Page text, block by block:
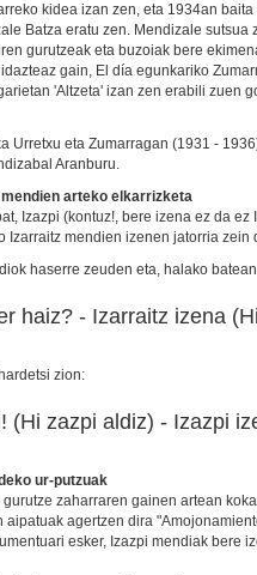
kidea izan zen, eta 1934an
Batza eratu zen. Mendizale
gurutzeak eta buzoiak bere
gain, El día egunkariko
'Altzeta' izan zen erabili zuen
Urretxu eta Zumarragan (1931 -
Aranburu.
mendien arteko elkarrizketa
Izazpi (kontuz!, bere izena ez da
Izarraitz mendien izenen jatorria zein
haserre zeuden eta, halako
haiz? - Izarraitz izena
zion:
(Hi zazpi aldiz) - Izazpi
ur-putzuak
gurutze zaharraren gainen artean
agertzen dira
esker, Izazpi mendiak bere